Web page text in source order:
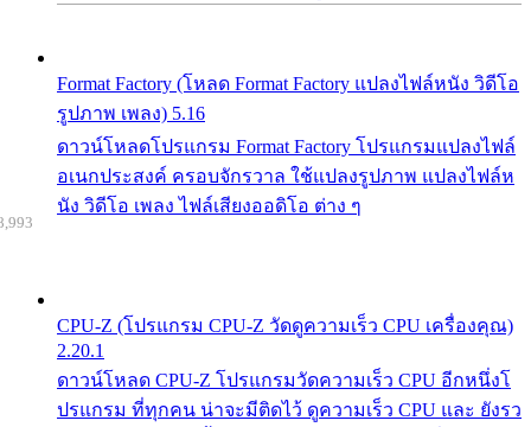
Format Factory (โหลด Format Factory แปลงไฟล์หนัง วิดีโอ
รูปภาพ เพลง) 5.16
ดาวน์โหลดโปรแกรม Format Factory โปรแกรมแปลงไฟล์
อเนกประสงค์ ครอบจักรวาล ใช้แปลงรูปภาพ แปลงไฟล์ห
นัง วิดีโอ เพลง ไฟล์เสียงออดิโอ ต่าง ๆ
CPU-Z (โปรแกรม CPU-Z วัดดูความเร็ว CPU เครื่องคุณ)
2.20.1
ดาวน์โหลด CPU-Z โปรแกรมวัดความเร็ว CPU อีกหนึ่งโ
ปรแกรม ที่ทุกคน น่าจะมีติดไว้ ดูความเร็ว CPU และ ยังรว